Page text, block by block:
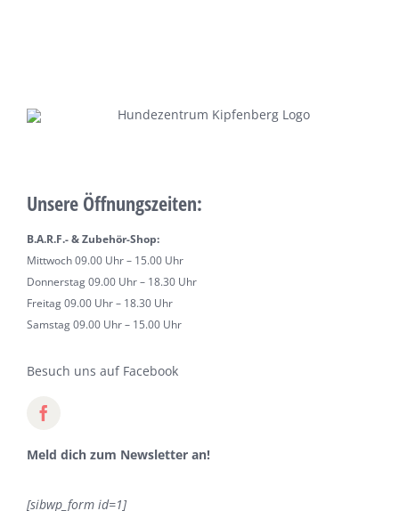
Unsere Öffnungszeiten:
B.A.R.F.- & Zubehör-Shop:
Mittwoch 09.00 Uhr – 15.00 Uhr
Donnerstag 09.00 Uhr – 18.30 Uhr
Freitag 09.00 Uhr – 18.30 Uhr
Samstag 09.00 Uhr – 15.00 Uhr
Besuch uns auf Facebook
Meld dich zum Newsletter an!
[sibwp_form id=1]